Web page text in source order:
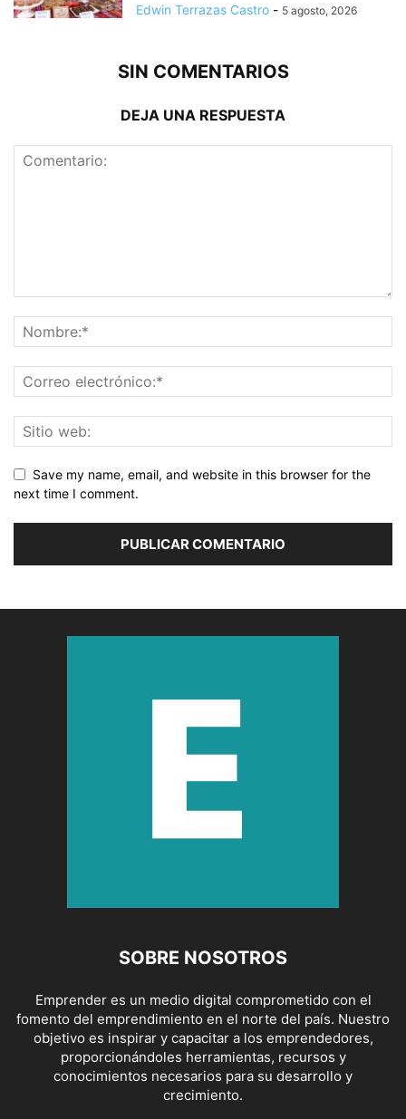
Edwin Terrazas Castro - 5 agosto, 2026
SIN COMENTARIOS
DEJA UNA RESPUESTA
Save my name, email, and website in this browser for the
next time I comment.
SOBRE NOSOTROS
Emprender es un medio digital comprometido con el
fomento del emprendimiento en el norte del país. Nuestro
objetivo es inspirar y capacitar a los emprendedores,
proporcionándoles herramientas, recursos y
conocimientos necesarios para su desarrollo y
crecimiento.